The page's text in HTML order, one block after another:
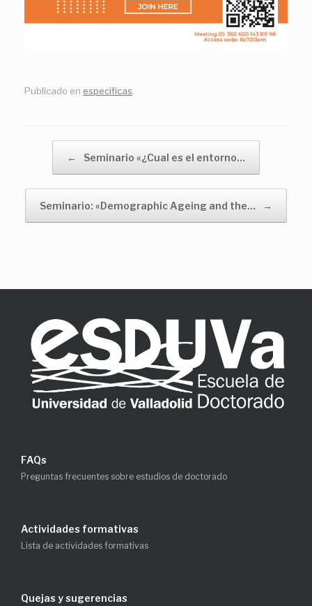
Publicado en especificas
Navegador de artículos
← Seminario «¿Cual es el entorno…
Seminario: «Demographic Ageing and the… →
FAQs
Preguntas frecuentes sobre estudios de doctorado
Actividades formativas
Lista de actividades formativas
Quejas y sugerencias